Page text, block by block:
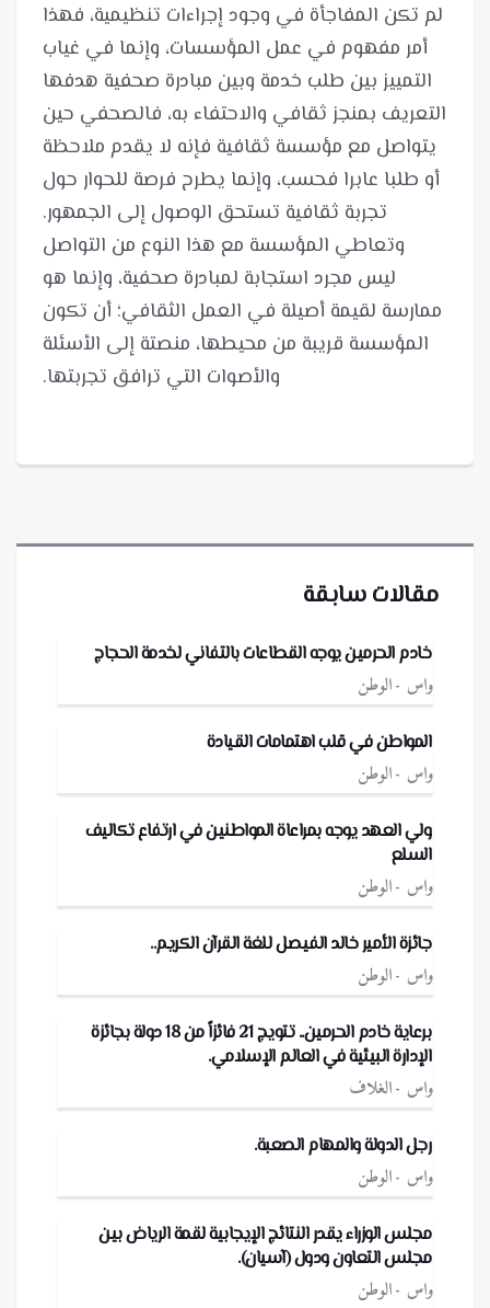
لم تكن المفاجأة في وجود إجراءات تنظيمية، فهذا
أمر مفهوم في عمل المؤسسات، وإنما في غياب
التمييز بين طلب خدمة وبين مبادرة صحفية هدفها
التعريف بمنجز ثقافي والاحتفاء به، فالصحفي حين
يتواصل مع مؤسسة ثقافية فإنه لا يقدم ملاحظة
أو طلبا عابرا فحسب، وإنما يطرح فرصة للحوار حول
تجربة ثقافية تستحق الوصول إلى الجمهور.
وتعاطي المؤسسة مع هذا النوع من التواصل
ليس مجرد استجابة لمبادرة صحفية، وإنما هو
ممارسة لقيمة أصيلة في العمل الثقافي؛ أن تكون
المؤسسة قريبة من محيطها، منصتة إلى الأسئلة
والأصوات التي ترافق تجربتها.
مقالات سابقة
خادم الحرمين يوجه القطاعات بالتفاني لخدمة الحجاج
واس الوطن
المواطن في قلب اهتمامات القيادة
واس الوطن
ولي العهد يوجه بمراعاة المواطنين في ارتفاع تكاليف
السلع
واس الوطن
جائزة الأمير خالد الفيصل للغة القرآن الكريم..
واس الوطن
برعاية خادم الحرمين.. تتويج 21 فائزاً من 18 دولة بجائزة
الإدارة البيئية في العالم الإسلامي.
واس الغلاف
رجل الدولة والمهام الصعبة.
واس الوطن
مجلس الوزراء يقدر النتائج الإيجابية لقمة الرياض بين
مجلس التعاون ودول (آسيان).
واس الوطن